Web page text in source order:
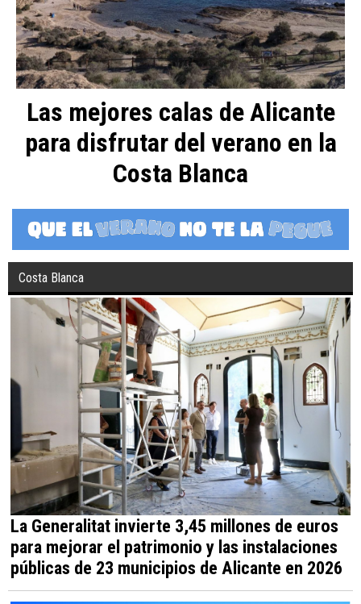
Las mejores calas de Alicante
para disfrutar del verano en la
Costa Blanca
Costa Blanca
La Generalitat invierte 3,45 millones de euros
para mejorar el patrimonio y las instalaciones
públicas de 23 municipios de Alicante en 2026